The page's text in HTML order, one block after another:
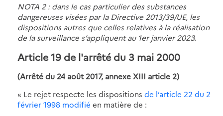
NOTA 2 : dans le cas particulier des substances
dangereuses visées parla Directive 2013/39/UE, les
dispositions autres que celles relatives à la réalisation
de la surveillance s’appliquent au 1er janvier 2023.
Article 19 de l'arrêté du 3 mai 2000
(Arrêté du 24 août 2017, annexe XIII article 2)
« Le rejet respecte les dispositions de l’article 22 du 2
février 1998 modifié en matière de :